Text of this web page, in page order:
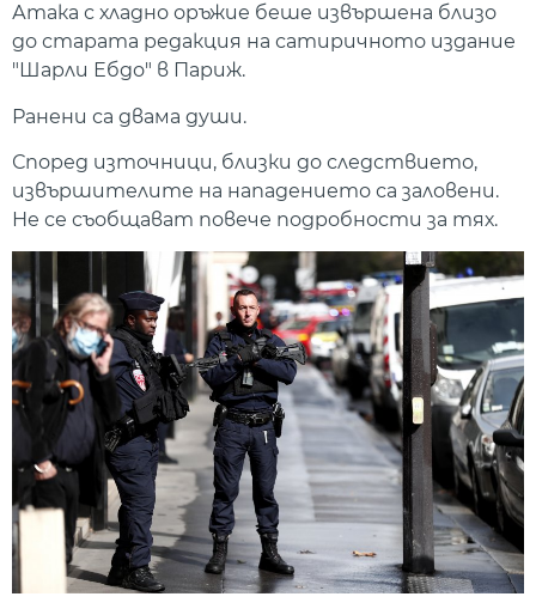
Атака с хладно оръжие беше извършена близо
до старата редакция на сатиричното издание
"Шарли Ебдо" в Париж.
Ранени са двама души.
Според източници, близки до следствието,
извършителите на нападението са заловени.
Не се съобщават повече подробности за тях.